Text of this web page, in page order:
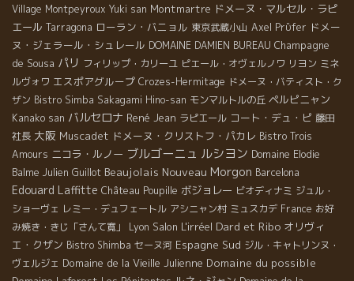
Village Montpeyroux Yuki san Montmartre ドメーヌ・マルセル・ラピ
エール Tarragona ローラン・バニョル 東京武蔵小山 Axel Prϋfer ドメー
ヌ・ジェラール・シュレール DOMAINE DAMIEN BUREAU Champagne
de Sousa パリ フィリップ・カリーユ ピエール・オヴェルノワ リヨン ミネ
ルヴォワ エスポアグループ Crozes-Hermitage ドメーヌ・バティスト・ク
ザン Bistro Simba Sakagami Hino-san モンマルトルの丘 ペルピニャン
Kanako san バルセロナ René Jean ラピエール コート・デュ・ピ 藤田
社長 大阪 Muscadet ドメーヌ・クリストフ・パカレ Bistro Trois
Amours ニコラ・ルノー ブルゴーニュ ルシヨン Domaine Elodie
Balme Julien Guillot Beaujolais Nouveau Morgon Barcelona
Edouard Laffitte Château Poupille ボジョレー ビオディナミ ジュル・
ショーヴェ レミー・デュフェートル アシニャン村 ミュスカデ France お好
み焼き・きじ「さんて寛」
Lyon Salon L'irréel Dard et Ribo オリヴィ
エ・クザン Bistro Shimba セーヌ河 Espagne Sud ジル・キャトリンヌ・
ヴェルジェ Domaine de la Vieille Julienne Domaine du possible